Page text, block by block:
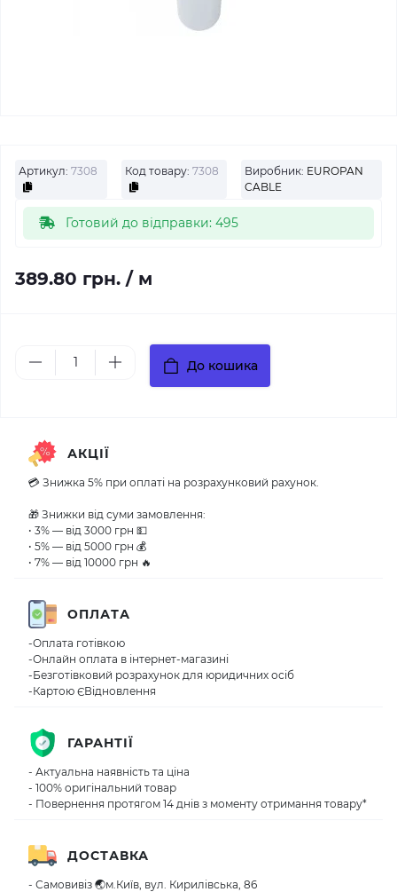
Артикул: 7308 Код товару: 7308 Виробник: EUROPAN
CABLE
Готовий до відправки: 495
389.80 грн. / м
До кошика
АКЦІЇ
💳 Знижка 5% при оплаті на розрахунковий рахунок.
🎁 Знижки від суми замовлення:
• 3% — від 3000 грн 💵
• 5% — від 5000 грн 💰
• 7% — від 10000 грн 🔥
ОПЛАТА
-Оплата готівкою
-Онлайн оплата в інтернет-магазині
-Безготівковий розрахунок для юридичних осіб
-Картою ЄВідновлення
ГАРАНТІЇ
- Актуальна наявність та ціна
- 100% оригінальний товар
- Повернення протягом 14 днів з моменту отримання товару*
ДОСТАВКА
- Самовивіз 🌏м.Київ, вул. Кирилівська, 86